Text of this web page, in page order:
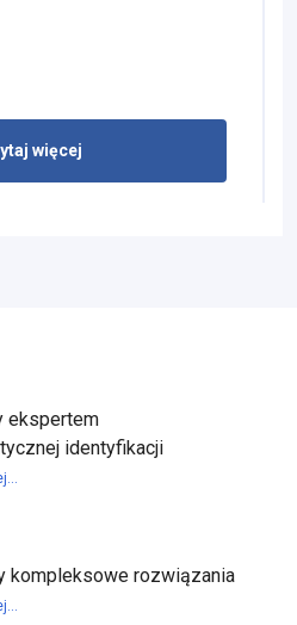
więcej
ekspertem
identyfikacji
kompleksowe rozwiązania